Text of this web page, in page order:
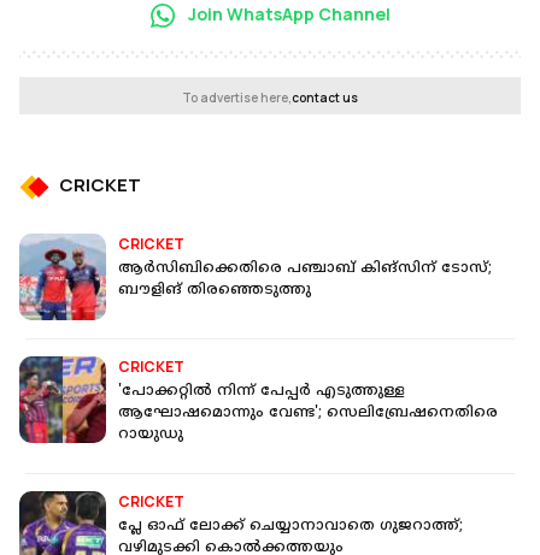
Join WhatsApp Channel
To advertise here,contact us
CRICKET
CRICKET
ആര്‍സിബിക്കെതിരെ പഞ്ചാബ് കിങ്‌സിന് ടോസ്;
ബൗളിങ് തിരഞ്ഞെടുത്തു
CRICKET
'പോക്കറ്റിൽ നിന്ന് പേപ്പർ എടുത്തുള്ള
ആഘോഷമൊന്നും വേണ്ട'; സെലിബ്രേഷനെതിരെ
റായുഡു
CRICKET
പ്ലേ ഓഫ് ലോക്ക് ചെയ്യാനാവാതെ ഗുജറാത്ത്;
വഴിമുടക്കി കൊൽക്കത്തയും